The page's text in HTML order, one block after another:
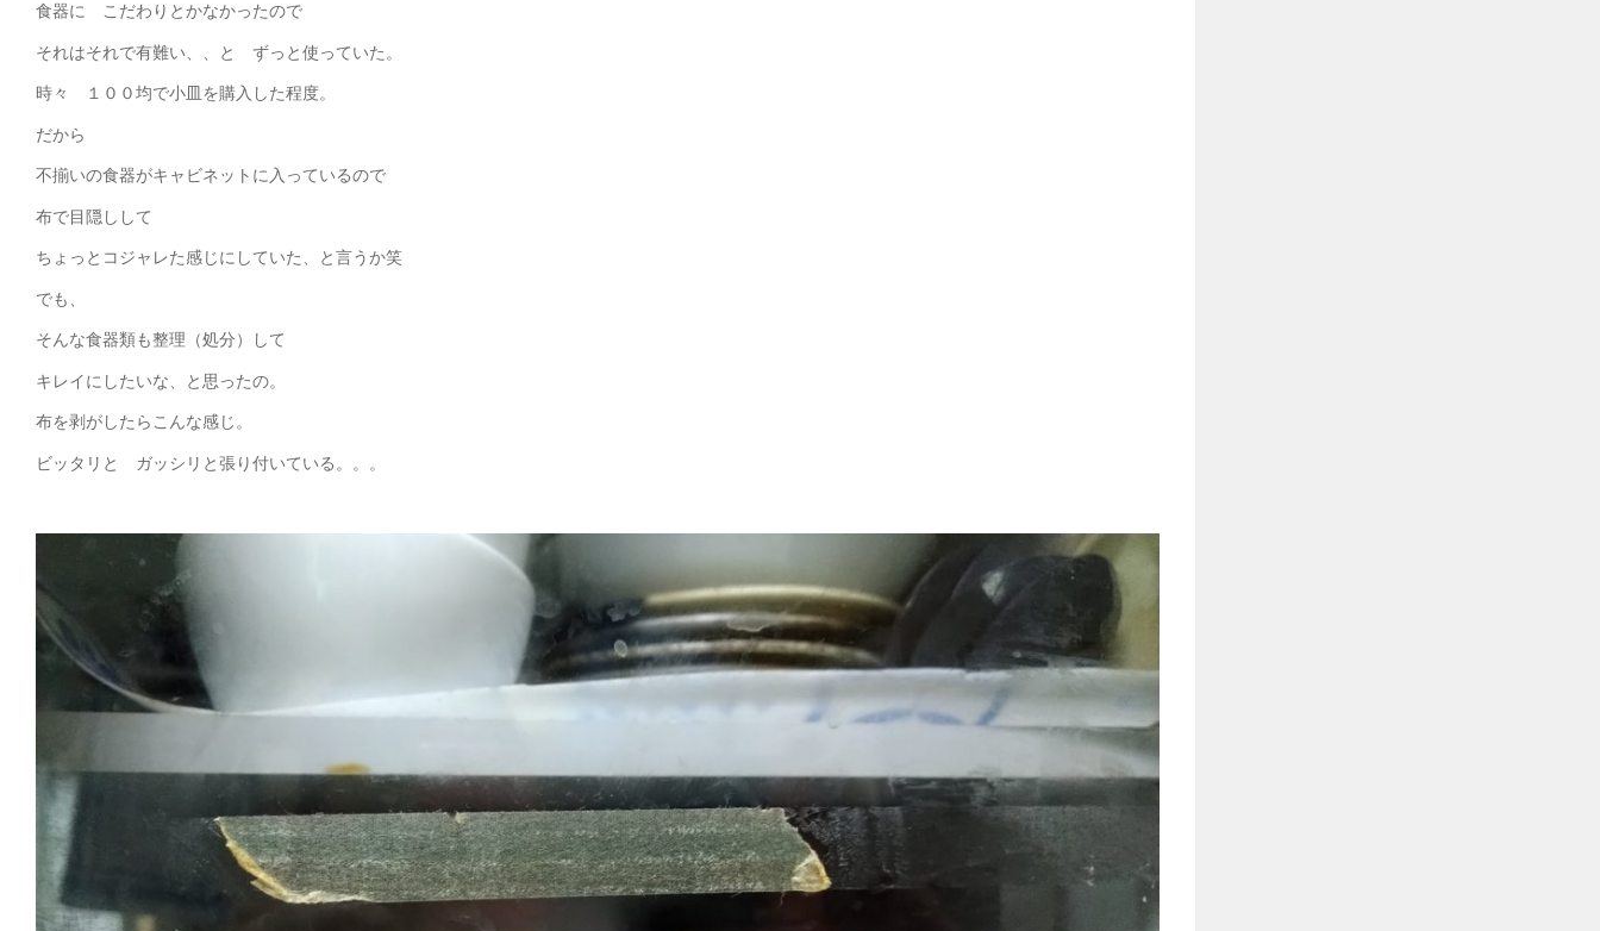
食器に こだわりとかなかったので
それはそれで有難い、、と ずっと使っていた。
時々 １００均で小皿を購入した程度。
だから
不揃いの食器がキャビネットに入っているので
布で目隠しして
ちょっとコジャレた感じにしていた、と言うか笑
でも、
そんな食器類も整理（処分）して
キレイにしたいな、と思ったの。
布を剥がしたらこんな感じ。
ビッタリと ガッシリと張り付いている。。。